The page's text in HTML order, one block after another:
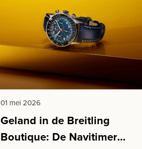
01 mei 2026
Geland in de Breitling
Boutique: De Navitimer